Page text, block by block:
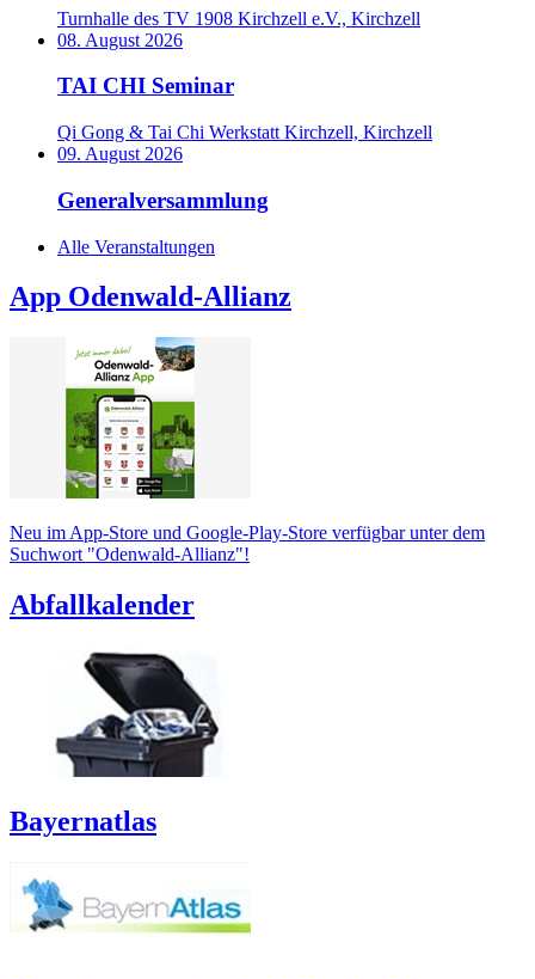
Turnhalle des TV 1908 Kirchzell e.V., Kirchzell
08. August 2026
TAI CHI Seminar
Qi Gong & Tai Chi Werkstatt Kirchzell, Kirchzell
09. August 2026
Generalversammlung
Alle Veranstaltungen
App Odenwald-Allianz
Neu im App-Store und Google-Play-Store verfügbar unter dem
Suchwort "Odenwald-Allianz"!
Abfallkalender
Bayernatlas